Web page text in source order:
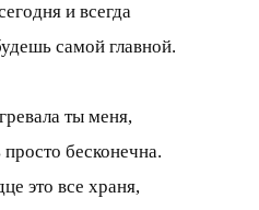
и всегда
самой главной.
ты меня,
бесконечна.
это все храня,